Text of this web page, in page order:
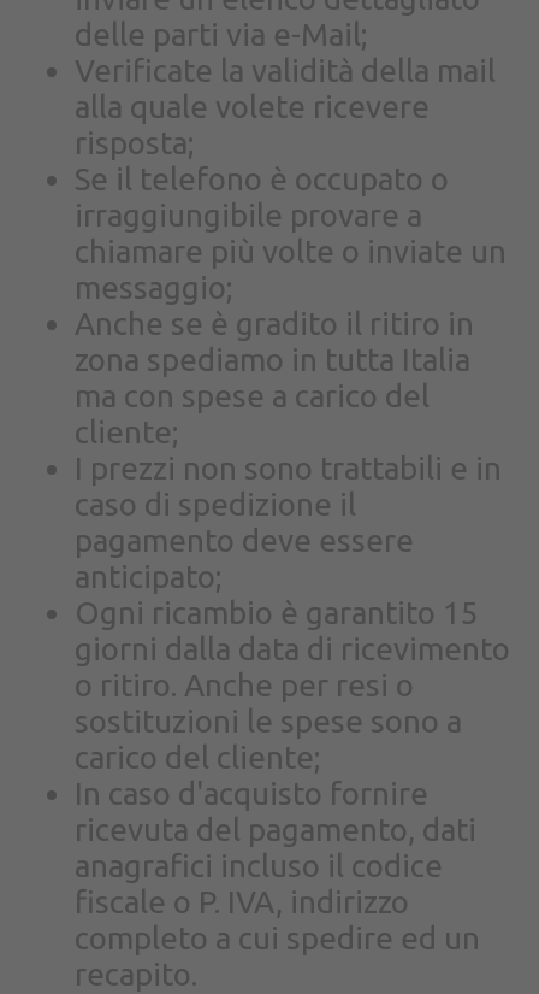
delle parti via e-Mail;
Verificate la validità della mail
alla quale volete ricevere
risposta;
Se il telefono è occupato o
irraggiungibile provare a
chiamare più volte o inviate un
messaggio;
Anche se è gradito il ritiro in
zona spediamo in tutta Italia
ma con spese a carico del
cliente;
I prezzi non sono trattabili e in
caso di spedizione il
pagamento deve essere
anticipato;
Ogni ricambio è garantito 15
giorni dalla data di ricevimento
o ritiro. Anche per resi o
sostituzioni le spese sono a
carico del cliente;
In caso d'acquisto fornire
ricevuta del pagamento, dati
anagrafici incluso il codice
fiscale o P. IVA, indirizzo
completo a cui spedire ed un
recapito.